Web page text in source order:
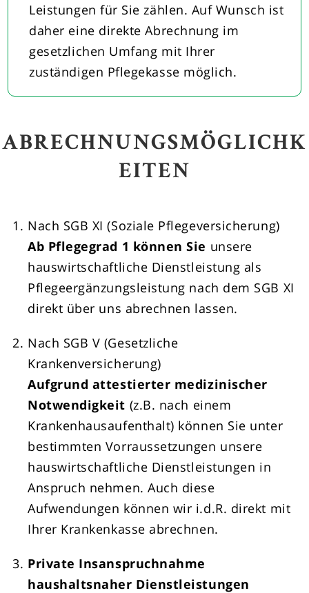
Leistungen für Sie zählen. Auf Wunsch ist
daher eine direkte Abrechnung im
gesetzlichen Umfang mit Ihrer
zuständigen Pflegekasse möglich.
ABRECHNUNGSMÖGLICHK
EITEN
Nach SGB XI (Soziale Pflegeversicherung)
Ab Pflegegrad 1 können Sie unsere
hauswirtschaftliche Dienstleistung als
Pflegeergänzungsleistung nach dem SGB XI
direkt über uns abrechnen lassen.
Nach SGB V (Gesetzliche
Krankenversicherung)
Aufgrund attestierter medizinischer
Notwendigkeit (z.B. nach einem
Krankenhausaufenthalt) können Sie unter
bestimmten Vorraussetzungen unsere
hauswirtschaftliche Dienstleistungen in
Anspruch nehmen. Auch diese
Aufwendungen können wir i.d.R. direkt mit
Ihrer Krankenkasse abrechnen.
Private Insanspruchnahme
haushaltsnaher Dienstleistungen